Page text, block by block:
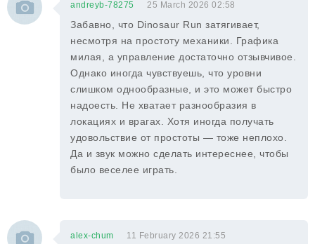
andreyb-78275 25 March 2026 02:58
Забавно, что Dinosaur Run затягивает,
несмотря на простоту механики. Графика
милая, а управление достаточно отзывчивое.
Однако иногда чувствуешь, что уровни
слишком однообразные, и это может быстро
надоесть. Не хватает разнообразия в
локациях и врагах. Хотя иногда получать
удовольствие от простоты — тоже неплохо.
Да и звук можно сделать интереснее, чтобы
было веселее играть.
alex-chum 11 February 2026 21:55